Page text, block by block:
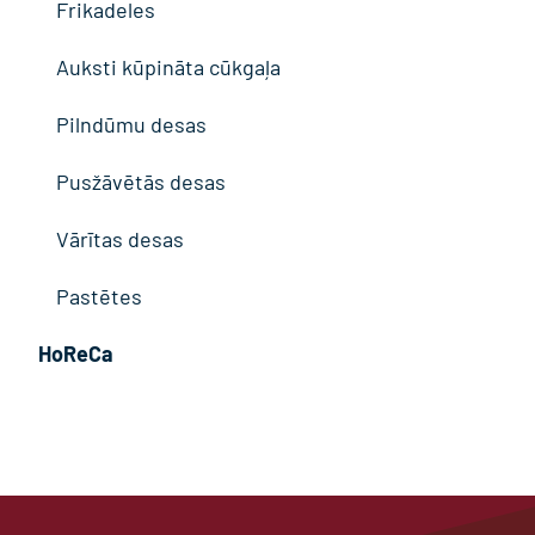
Frikadeles
Auksti kūpināta cūkgaļa
Pilndūmu desas
Pusžāvētās desas
Vārītas desas
Pastētes
HoReCa